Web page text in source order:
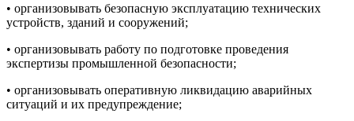
• организовывать безопасную эксплуатацию технических
устройств, зданий и сооружений;
• организовывать работу по подготовке проведения
экспертизы промышленной безопасности;
• организовывать оперативную ликвидацию аварийных
ситуаций и их предупреждение;